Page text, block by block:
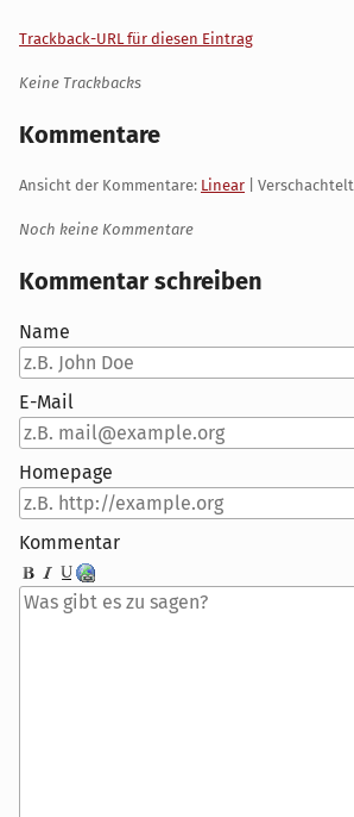
Trackback-URL für diesen Eintrag
Keine Trackbacks
Kommentare
Ansicht der Kommentare: Linear | Verschachtelt
Noch keine Kommentare
Kommentar schreiben
Name
E-Mail
Homepage
Kommentar